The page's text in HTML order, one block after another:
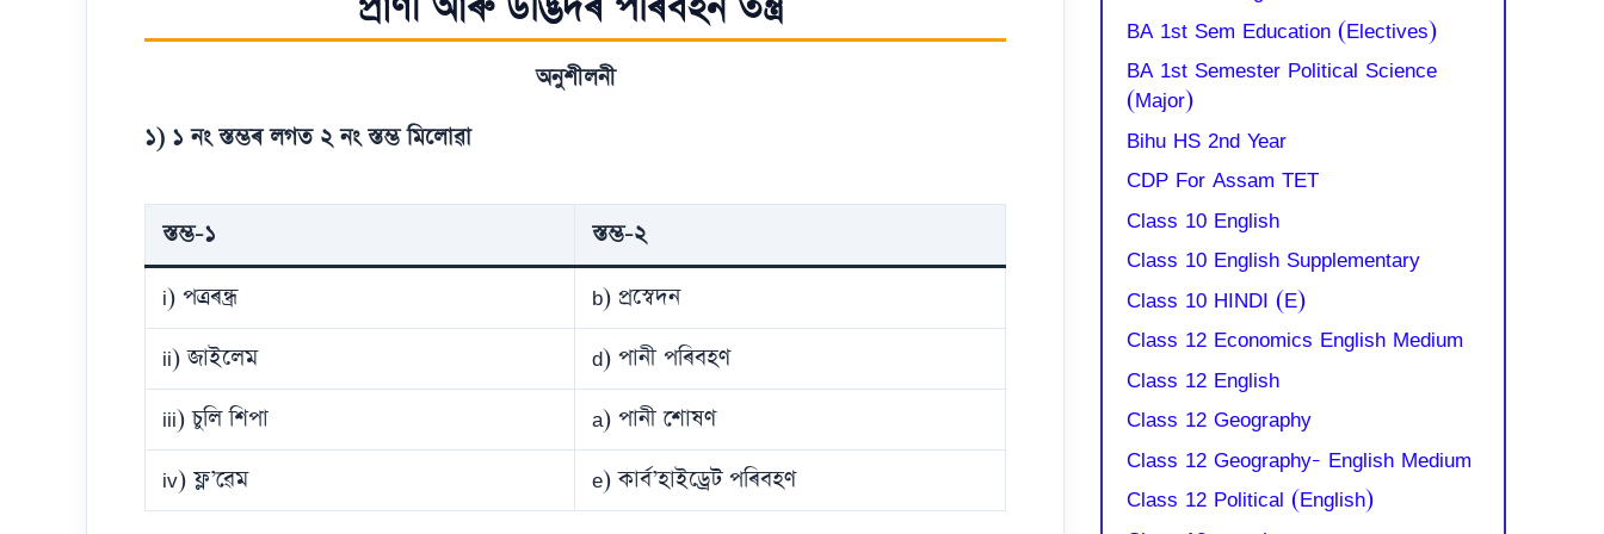
অনুশীলনী
১) ১ নং স্তম্ভৰ লগত ২ নং স্তম্ভ মিলোৱা
স্তম্ভ-১
স্তম্ভ-২
i) পত্ৰৰন্ধ্ৰ
b) প্ৰস্বেদন
ii) জাইলেম
d) পানী পৰিবহণ
iii) চুলি শিপা
a) পানী শোষণ
iv) ফ্ল’ৱেম
e) কাৰ্ব’হাইড্ৰেট পৰিবহণ
BA 1st Sem Education (Electives)
BA 1st Semester Political Science
(Major)
Bihu HS 2nd Year
CDP For Assam TET
Class 10 English
Class 10 English Supplementary
Class 10 HINDI (E)
Class 12 Economics English Medium
Class 12 English
Class 12 Geography
Class 12 Geography- English Medium
Class 12 Political (English)